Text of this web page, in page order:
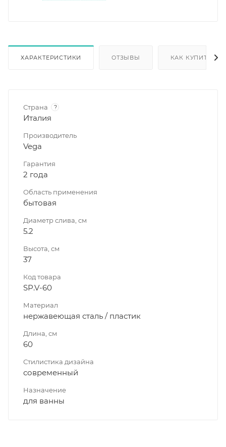
ХАРАКТЕРИСТИКИ ОТЗЫВЫ КАК КУПИТЬ
Страна ?
Италия
Производитель
Vega
Гарантия
2 года
Область применения
бытовая
Диаметр слива, см
5.2
Высота, см
37
Код товара
SP.V-60
Материал
нержавеющая сталь / пластик
Длина, см
60
Стилистика дизайна
современный
Назначение
для ванны